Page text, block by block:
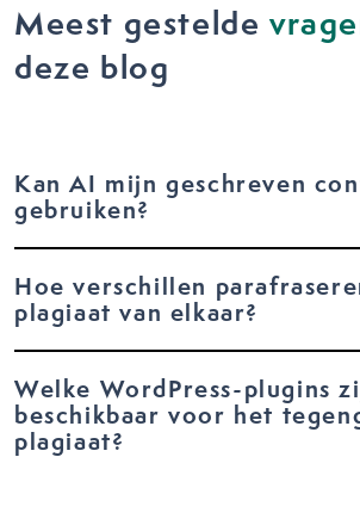
Meest gestelde
deze blog
Kan AI mijn geschreven
gebruiken?
Hoe verschillen
plagiaat van elkaar?
Welke WordPress-plugins
beschikbaar voor het
plagiaat?